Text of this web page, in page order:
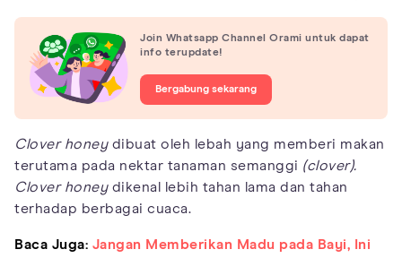
Join Whatsapp Channel Orami untuk dapat
info terupdate!
Bergabung sekarang
Clover honeydibuat oleh lebah yang memberi makan
terutama pada nektar tanaman semanggi (clover).
Clover honeydikenal lebih tahan lama dan tahan
terhadap berbagai cuaca.
Baca Juga: Jangan Memberikan Madu pada Bayi, Ini